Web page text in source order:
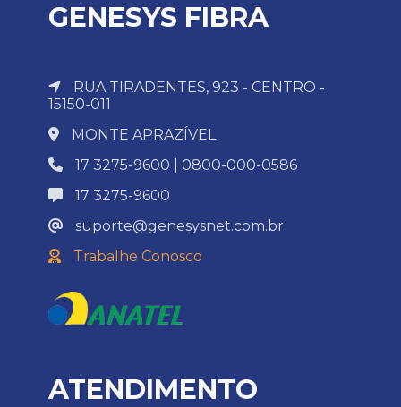
GENESYS FIBRA
RUA TIRADENTES, 923 - CENTRO -
15150-011
MONTE APRAZÍVEL
17 3275-9600 | 0800-000-0586
17 3275-9600
suporte@genesysnet.com.br
Trabalhe Conosco
ATENDIMENTO